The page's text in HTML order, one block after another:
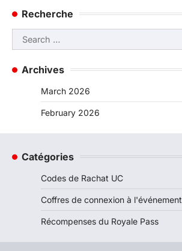
Recherche
Search
for:
Archives
March 2026
February 2026
Catégories
Codes de Rachat UC
Coffres de connexion à l'événement
Récompenses du Royale Pass